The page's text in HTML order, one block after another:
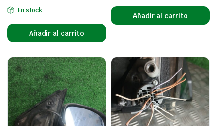
En stock
Añadir al carrito
Añadir al carrito